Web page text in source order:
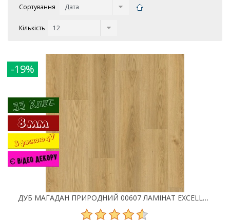
Сортування
Кількість
ДУБ МАГАДАН ПРИРОДНИЙ 00607 ЛАМІНАТ EXCELLENT 4V 33 BY BALTERIO, 33 КЛАС, 8 ММ
-19%